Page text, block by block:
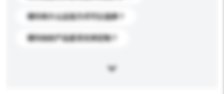
请问有什么运送方式可以选择？
请问你的产品是否支持定制？